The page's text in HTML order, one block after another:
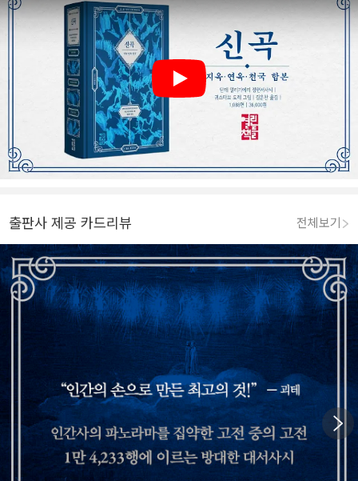
Play
출판사 제공 카드리뷰 전체보기